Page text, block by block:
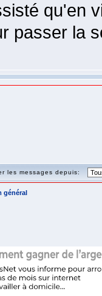
qu'en
passer la
les messages depuis:
général